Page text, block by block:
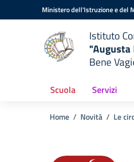
Vai ai contenuti
Vai al menu di navigazioneMinistero dell'Istruzione e del
Istituto
Bene
Scuola Servizi
Home Novità Le